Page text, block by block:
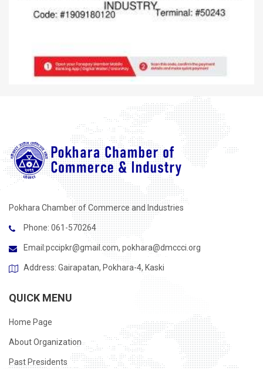
Pokhara Chamber of Commerce and Industries
Phone: 061-570264
Email:pccipkr@gmail.com, pokhara@dmccci.org
Address: Gairapatan, Pokhara-4, Kaski
QUICK MENU
Home Page
About Organization
Past Presidents